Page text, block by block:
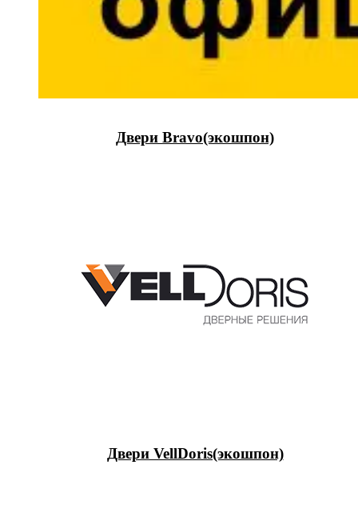
Двери Bravo(экошпон)
Двери VellDoris(экошпон)